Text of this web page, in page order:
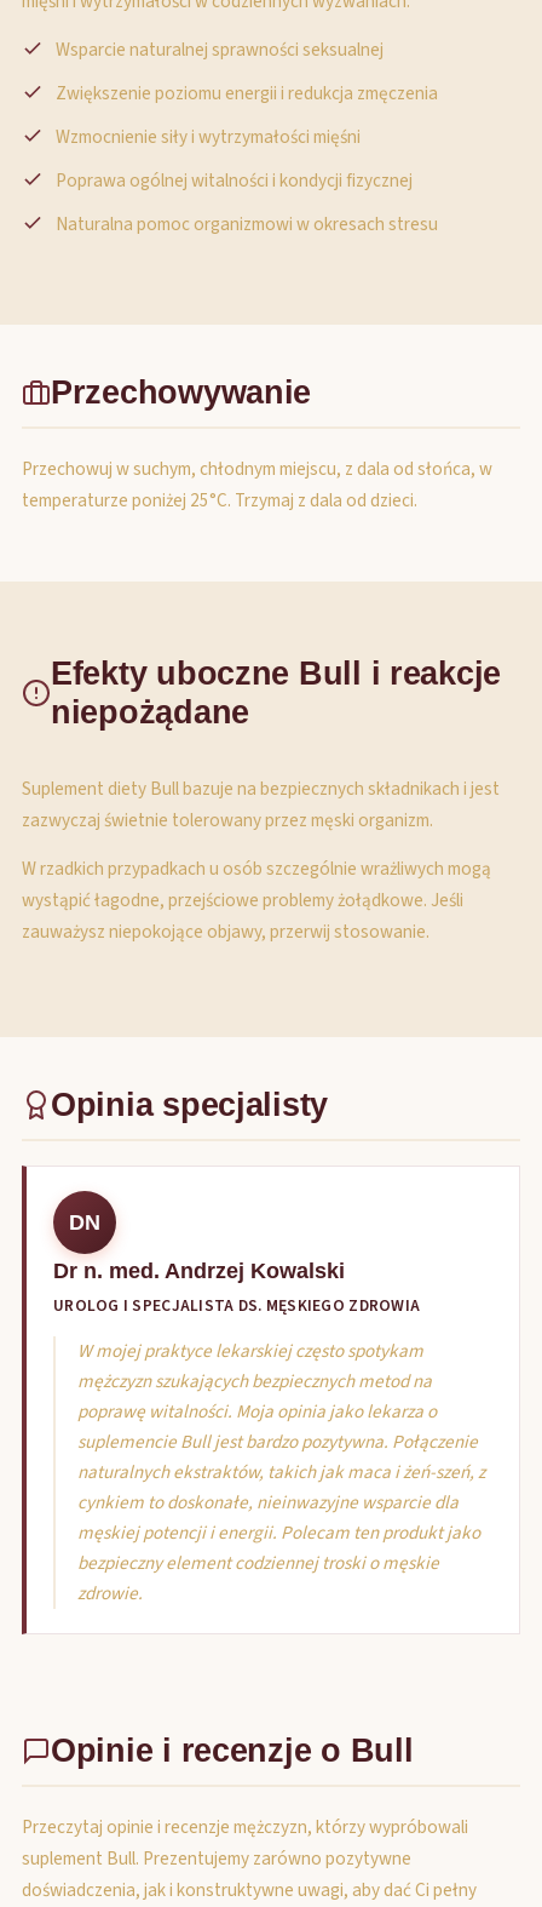
Wsparcie naturalnej sprawności seksualnej
Zwiększenie poziomu energii i redukcja zmęczenia
Wzmocnienie siły i wytrzymałości mięśni
Poprawa ogólnej witalności i kondycji fizycznej
Naturalna pomoc organizmowi w okresach stresu
Przechowywanie
Przechowuj w suchym, chłodnym miejscu, z dala od słońca, w
temperaturze poniżej 25°C. Trzymaj z dala od dzieci.
Efekty uboczne Bull i reakcje
niepożądane
Suplement diety Bull bazuje na bezpiecznych składnikach i jest
zazwyczaj świetnie tolerowany przez męski organizm.
W rzadkich przypadkach u osób szczególnie wrażliwych mogą
wystąpić łagodne, przejściowe problemy żołądkowe. Jeśli
zauważysz niepokojące objawy, przerwij stosowanie.
Opinia specjalisty
DN
Dr n. med. Andrzej Kowalski
UROLOG I SPECJALISTA DS. MĘSKIEGO ZDROWIA
W mojej praktyce lekarskiej często spotykam
mężczyzn szukających bezpiecznych metod na
poprawę witalności. Moja opinia jako lekarza o
suplemencie Bull jest bardzo pozytywna. Połączenie
naturalnych ekstraktów, takich jak maca i żeń-szeń, z
cynkiem to doskonałe, nieinwazyjne wsparcie dla
męskiej potencji i energii. Polecam ten produkt jako
bezpieczny element codziennej troski o męskie
zdrowie.
Opinie i recenzje o Bull
Przeczytaj opinie i recenzje mężczyzn, którzy wypróbowali
suplement Bull. Prezentujemy zarówno pozytywne
doświadczenia, jak i konstruktywne uwagi, aby dać Ci pełny